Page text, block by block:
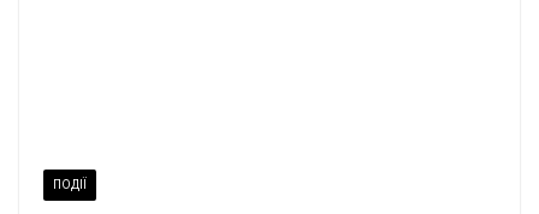
ПОДІЇ